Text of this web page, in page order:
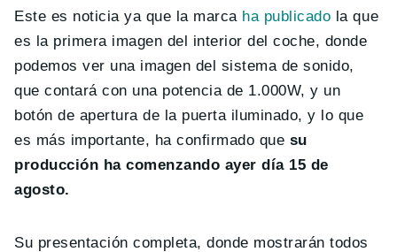
Este es noticia ya que la marca ha publicado la que
es la primera imagen del interior del coche, donde
podemos ver una imagen del sistema de sonido,
que contará con una potencia de 1.000W, y un
botón de apertura de la puerta iluminado, y lo que
es más importante, ha confirmado que su
producción ha comenzando ayer día 15 de
agosto.
Su presentación completa, donde mostrarán todos